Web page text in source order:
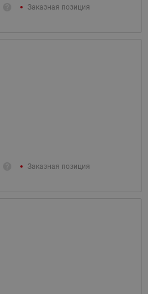
Заказная позиция
Заказная позиция